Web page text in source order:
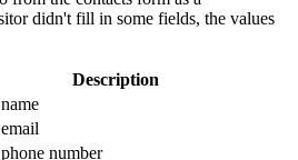
didn't fill in some fields, the values
Description
number